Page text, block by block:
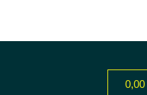
0,00